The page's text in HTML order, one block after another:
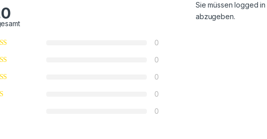
0
0
0
0
0
Sie müssenlogged in
abzugeben.